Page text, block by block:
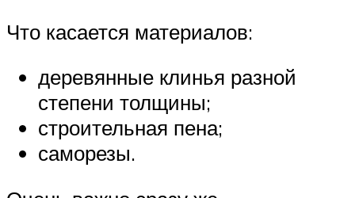
Что касается материалов:
деревянные клинья разной
степени толщины;
строительная пена;
саморезы.